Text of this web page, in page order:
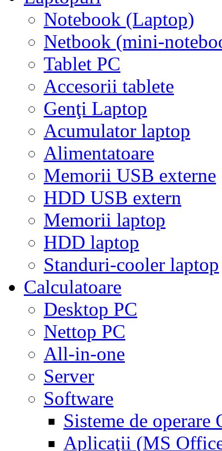
Notebook (Laptop)
Netbook (mini-
Tablet PC
Accesorii tablete
Genţi Laptop
Acumulator laptop
Alimentatoare
Memorii USB externe
HDD USB extern
Memorii laptop
HDD laptop
Standuri-cooler laptop
Calculatoare
Desktop PC
Nettop PC
All-in-one
Server
Software
Sisteme de operare
Aplicaţii (MS